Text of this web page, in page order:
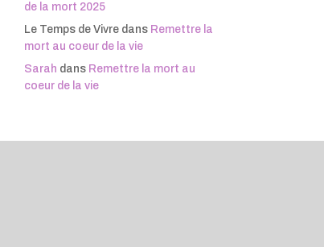
de la mort 2025
Le Temps de Vivredans Remettre la
mort au coeur de la vie
Sarah dans Remettre la mort au
coeur de la vie